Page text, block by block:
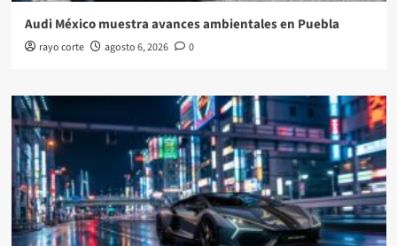
Audi México muestra avances ambientales en Puebla
rayo corte agosto 6, 2026 0